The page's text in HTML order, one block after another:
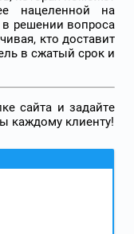
нацеленной на
решении вопроса
кто доставит
в сжатый срок и
сайта и задайте
каждому клиенту!